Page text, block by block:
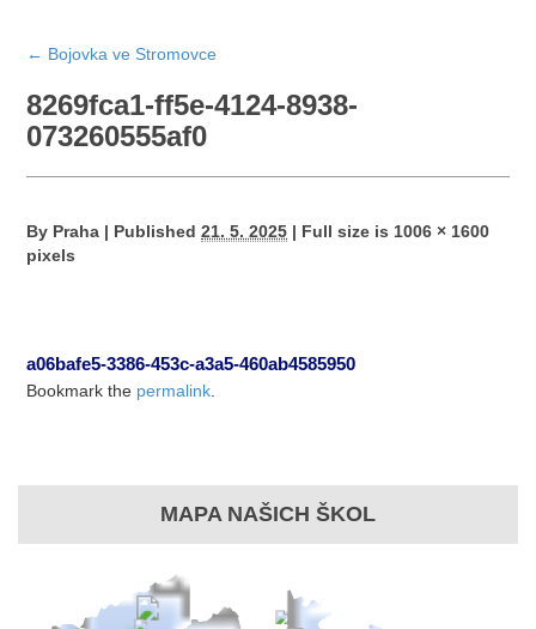
← Bojovka ve Stromovce
8269fca1-ff5e-4124-8938-
073260555af0
By Praha | Published 21. 5. 2025 | Full size is 1006 × 1600
pixels
a06bafe5-3386-453c-a3a5-460ab4585950
Bookmark the permalink
MAPA NAŠICH ŠKOL